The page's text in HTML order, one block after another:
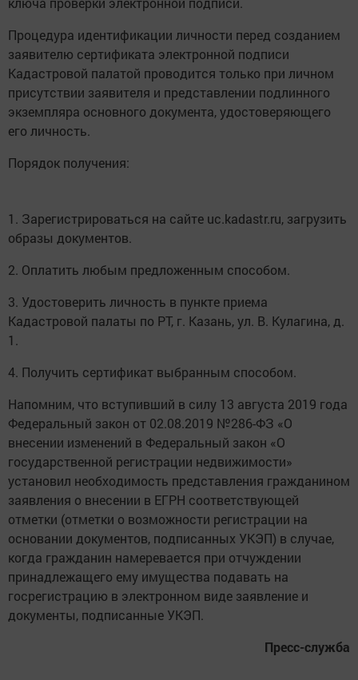
Процедура идентификации личности перед созданием
заявителю сертификата электронной подписи
Кадастровой палатой проводится только при личном
присутствии заявителя и представлении подлинного
экземпляра основного документа, удостоверяющего
его личность.
Порядок получения:
1. Зарегистрироваться на сайте uc.kadastr.ru, загрузить
образы документов.
2. Оплатить любым предложенным способом.
3. Удостоверить личность в пункте приема
Кадастровой палаты по РТ, г. Казань, ул. В. Кулагина, д.
1.
4. Получить сертификат выбранным способом.
Напомним, что вступивший в силу 13 августа 2019 года
Федеральный закон от 02.08.2019 №286-ФЗ «О
внесении изменений в Федеральный закон «О
государственной регистрации недвижимости»
установил необходимость представления гражданином
заявления о внесении в ЕГРН соответствующей
отметки (отметки о возможности регистрации на
основании документов, подписанных УКЭП) в случае,
когда гражданин намеревается при отчуждении
принадлежащего ему имущества подавать на
госрегистрацию в электронном виде заявление и
документы, подписанные УКЭП.
Пресс-служба